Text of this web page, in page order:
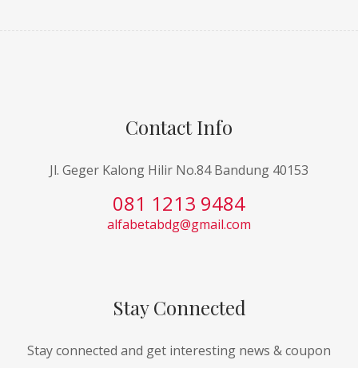
Contact Info
Jl. Geger Kalong Hilir No.84 Bandung 40153
081 1213 9484
alfabetabdg@gmail.com
Stay Connected
Stay connected and get interesting news & coupon